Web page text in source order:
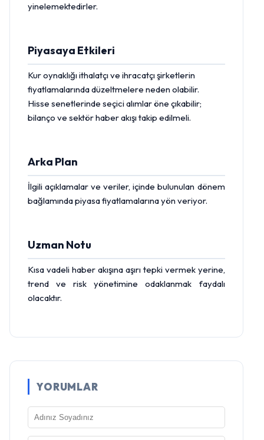
yinelemektedirler.
Piyasaya Etkileri
Kur oynaklığı ithalatçı ve ihracatçı şirketlerin
fiyatlamalarında düzeltmelere neden olabilir.
Hisse senetlerinde seçici alımlar öne çıkabilir;
bilanço ve sektör haber akışı takip edilmeli.
Arka Plan
İlgili açıklamalar ve veriler, içinde bulunulan dönem
bağlamında piyasa fiyatlamalarına yön veriyor.
Uzman Notu
Kısa vadeli haber akışına aşırı tepki vermek yerine,
trend ve risk yönetimine odaklanmak faydalı
olacaktır.
YORUMLAR